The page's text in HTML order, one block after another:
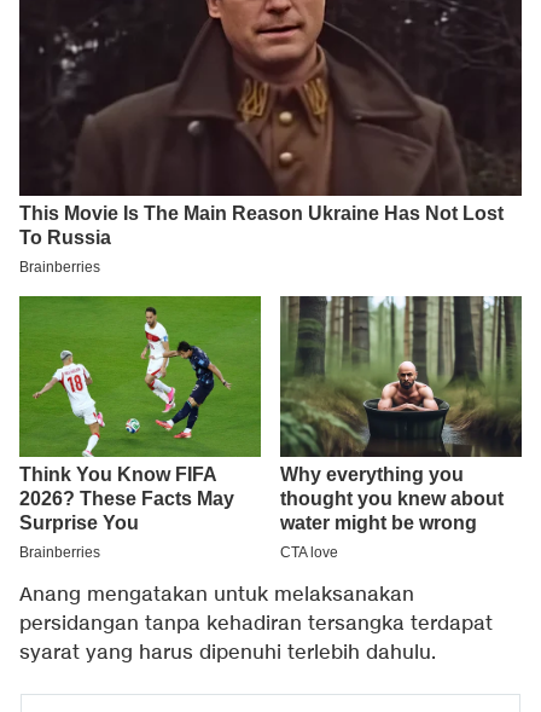
Anang mengatakan untuk melaksanakan
persidangan tanpa kehadiran tersangka terdapat
syarat yang harus dipenuhi terlebih dahulu.